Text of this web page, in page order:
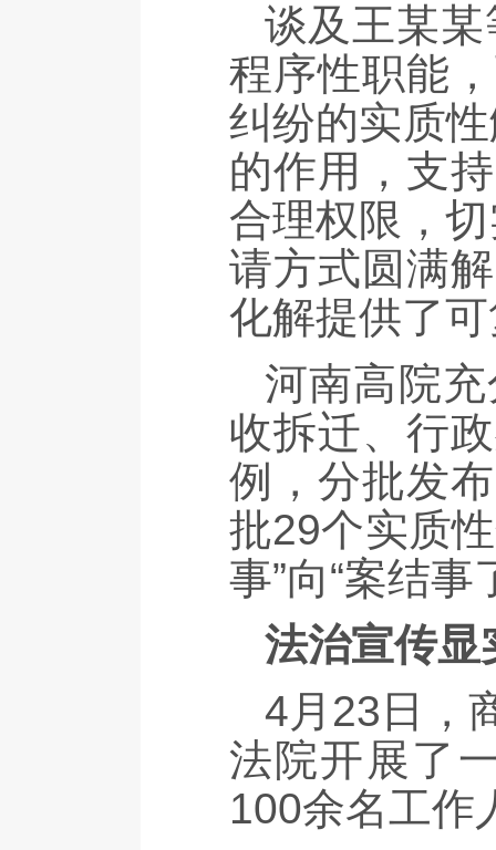
谈及王某
程序性职能
纠纷的实质
的作用，支
合理权限，
请方式圆满
化解提供了
河南高院
收拆迁、行
例，分批发
批29个实质
事”向“案结
法治宣传显
4月23日，
法院开展了
100余名工作